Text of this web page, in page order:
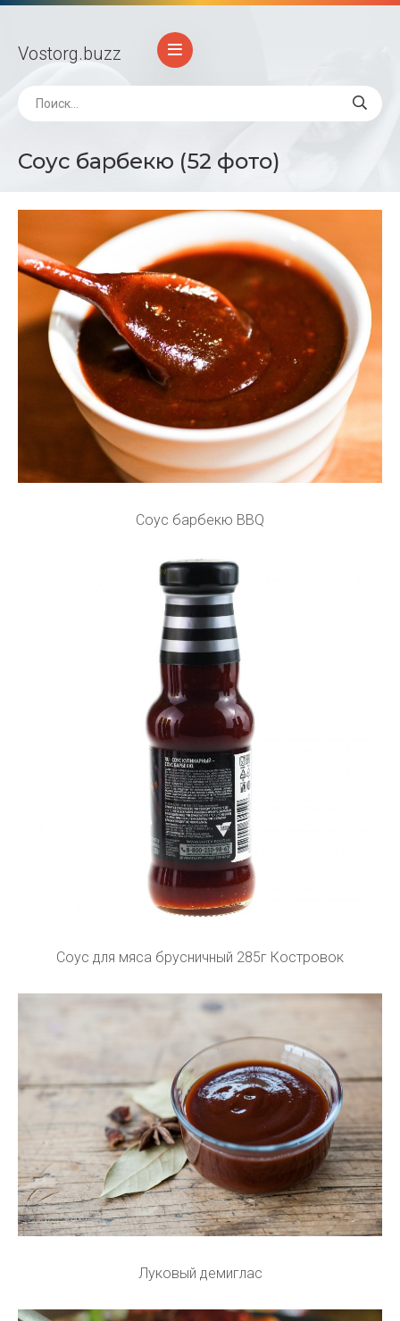
Vostorg.buzz
Соус барбекю (52 фото)
Соус барбекю BBQ
Соус для мяса брусничный 285г Костровок
Луковый демиглас